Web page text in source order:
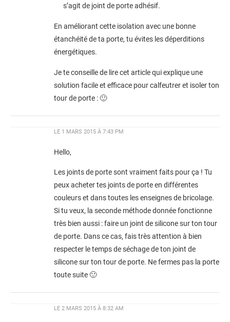
s’agit de joint de porte adhésif.
En améliorant cette isolation avec une bonne
étanchéité de ta porte, tu évites les déperditions
énergétiques.
Je te conseille de lire cet article qui explique une
solution facile et efficace pour calfeutrer et isoler ton
tour de porte : 🙂
LE 1 MARS 2015 À 7:43 PM
Hello,
Les joints de porte sont vraiment faits pour ça ! Tu
peux acheter tes joints de porte en différentes
couleurs et dans toutes les enseignes de bricolage.
Si tu veux, la seconde méthode donnée fonctionne
très bien aussi : faire un joint de silicone sur ton tour
de porte. Dans ce cas, fais très attention à bien
respecter le temps de séchage de ton joint de
silicone sur ton tour de porte. Ne fermes pas la porte
toute suite 🙂
LE 2 MARS 2015 À 8:32 AM